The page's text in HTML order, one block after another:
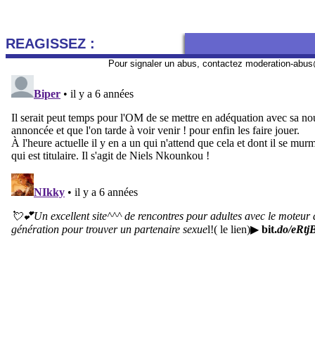
REAGISSEZ :
Pour signaler un abus, contactez moderation-